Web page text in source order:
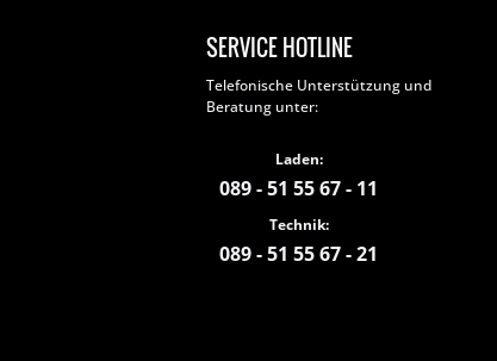
SERVICE HOTLINE
Telefonische Unterstützung und
Beratung unter:
Laden:
089 - 51 55 67 - 11
Technik:
089 - 51 55 67 - 21